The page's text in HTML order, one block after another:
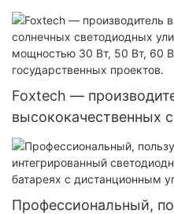
Foxtech —
высококачественных
светодиодных уличных
мощностью 30 Вт, 50
для государственных
Профессиональный,